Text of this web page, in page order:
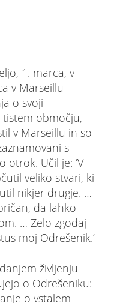
1. marca, v
v Marseillu
o svoji
območju,
v Marseillu in so
s
Učil je: ‘V
veliko stvari, ki
nikjer drugje. …
da lahko
… Zelo zgodaj
moj Odrešenik.’
življenju
o Odrešeniku:
o vstalem